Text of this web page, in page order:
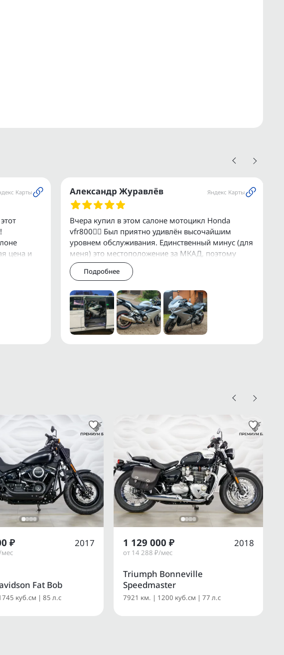
Карты
цена и
купить-
Александр Журавлёв Яндекс Карты
Вчера купил в этом салоне мотоцикл Honda
vfr800👍🏻 Был приятно удивлён высочайшим
уровнем обслуживания. Единственный минус (для
меня) это местоположение за МКАД, поэтому
приехал в Премиум Байк объехав все салоны в
Москве,Подробнее
Fat Bob
куб.см | 85 л.с
₽ 2017
Triumph Bonneville
Speedmaster
7921 км. | 1200 куб.см | 77 л.с
1 129 000 ₽
от 14 288 ₽/мес
2018